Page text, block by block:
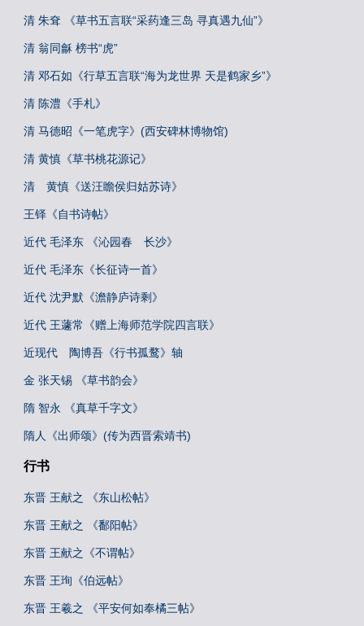
清 朱耷 《草书五言联“采药逢三岛 寻真遇九仙”》
清 翁同龢 榜书“虎”
清 邓石如《行草五言联“海为龙世界 天是鹤家乡”》
清 陈澧《手札》
清 马德昭《一笔虎字》(西安碑林博物馆)
清 黄慎《草书桃花源记》
清 黄慎《送汪瞻侯归姑苏诗》
王铎《自书诗帖》
近代 毛泽东 《沁园春 长沙》
近代 毛泽东《长征诗一首》
近代 沈尹默《澹静庐诗剩》
近代 王蘧常《赠上海师范学院四言联》
近现代 陶博吾《行书孤鹜》轴
金 张天锡 《草书韵会》
隋 智永 《真草千字文》
隋人《出师颂》(传为西晋索靖书)
行书
东晋 王献之 《东山松帖》
东晋 王献之 《鄱阳帖》
东晋 王献之《不谓帖》
东晋 王珣《伯远帖》
东晋 王羲之 《平安何如奉橘三帖》